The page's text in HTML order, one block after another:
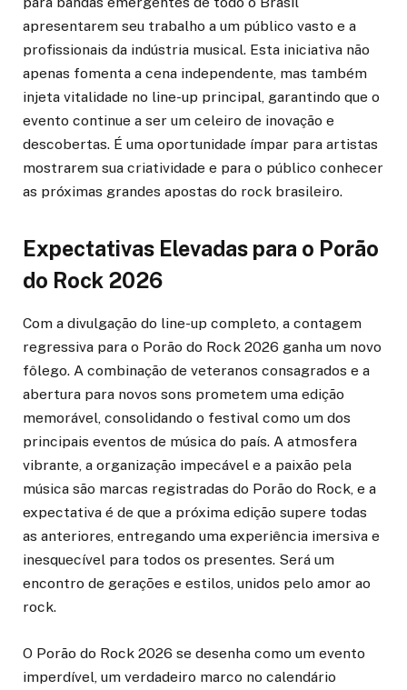
apresentarem seu trabalho a um público vasto e a
profissionais da indústria musical. Esta iniciativa não
apenas fomenta a cena independente, mas também
injeta vitalidade no line-up principal, garantindo que o
evento continue a ser um celeiro de inovação e
descobertas. É uma oportunidade ímpar para artistas
mostrarem sua criatividade e para o público conhecer
as próximas grandes apostas do rock brasileiro.
Expectativas Elevadas para o Porão
do Rock 2026
Com a divulgação do line-up completo, a contagem
regressiva para o Porão do Rock 2026 ganha um novo
fôlego. A combinação de veteranos consagrados e a
abertura para novos sons prometem uma edição
memorável, consolidando o festival como um dos
principais eventos de música do país. A atmosfera
vibrante, a organização impecável e a paixão pela
música são marcas registradas do Porão do Rock, e a
expectativa é de que a próxima edição supere todas
as anteriores, entregando uma experiência imersiva e
inesquecível para todos os presentes. Será um
encontro de gerações e estilos, unidos pelo amor ao
rock.
O Porão do Rock 2026 se desenha como um evento
imperdível, um verdadeiro marco no calendário